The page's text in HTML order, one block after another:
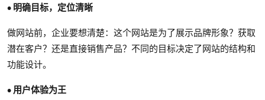
• 明确目标，定位清晰
做网站前，企业要想清楚：这个网站是为了展示品牌形象？获取
潜在客户？还是直接销售产品？不同的目标决定了网站的结构和
功能设计。
• 用户体验为王